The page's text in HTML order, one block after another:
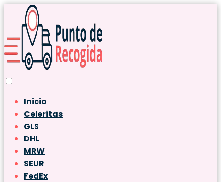
Inicio
Celeritas
GLS
DHL
MRW
SEUR
FedEx